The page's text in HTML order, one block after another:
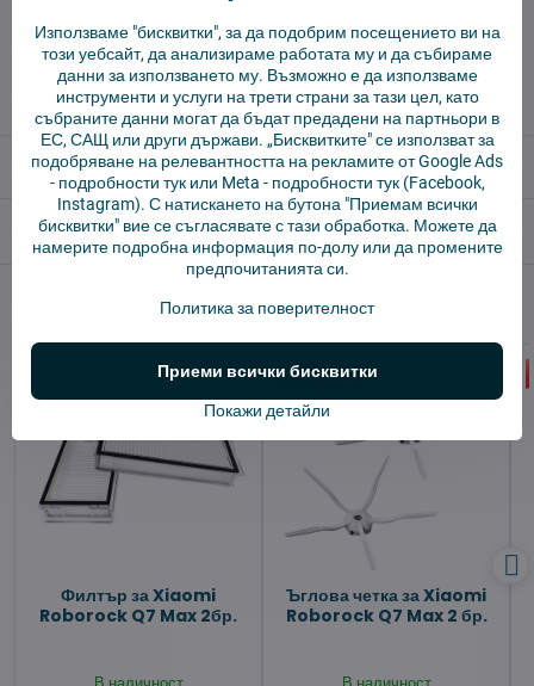
✅ Готов за изпращане веднага
✅ БЕЗПЛАТНА доставка над 55 EUR.
✅ 14 дни политика за връщане
Описание
Отзиви 0
Алтернативни продукти
Филтър за Xiaomi
Roborock Q7 Max 2бр.
Ъглова четка за Xiaomi
Roborock Q7 Max 2 бр.
Използваме "бисквитки", за да подобрим посещението ви на
този уебсайт, да анализираме работата му и да събираме
данни за използването му. Възможно е да използваме
инструменти и услуги на трети страни за тази цел, като
събраните данни могат да бъдат предадени на партньори в
ЕС, САЩ или други държави. „Бисквитките" се използват за
подобряване на релевантността на рекламите от Google Ads
- подробности тукили Meta - подробности тук(Facebook,
Instagram). С натискането на бутона "Приемам всички
бисквитки" вие се съгласявате с тази обработка. Можете да
намерите подробна информация по-долу или да промените
предпочитанията си.
Политика за поверителност
Покажи детайли
Приеми всички бисквитки